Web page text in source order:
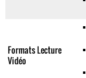
Formats Lecture
Vidéo